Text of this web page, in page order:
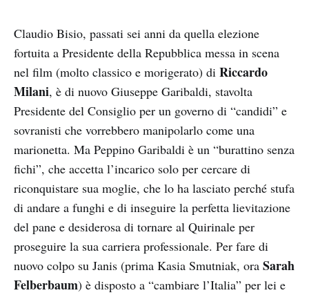
Claudio Bisio, passati sei anni da quella elezione
fortuita a Presidente della Repubblica messa in scena
nel film (molto classico e morigerato) di Riccardo
Milani, è di nuovo Giuseppe Garibaldi, stavolta
Presidente del Consiglio per un governo di “candidi” e
sovranisti che vorrebbero manipolarlo come una
marionetta. Ma Peppino Garibaldi è un “burattino senza
fichi”, che accetta l’incarico solo per cercare di
riconquistare sua moglie, che lo ha lasciato perché stufa
di andare a funghi e di inseguire la perfetta lievitazione
del pane e desiderosa di tornare al Quirinale per
proseguire la sua carriera professionale. Per fare di
nuovo colpo su Janis (prima Kasia Smutniak, ora Sarah
Felberbaum) è disposto a “cambiare l’Italia” per lei e